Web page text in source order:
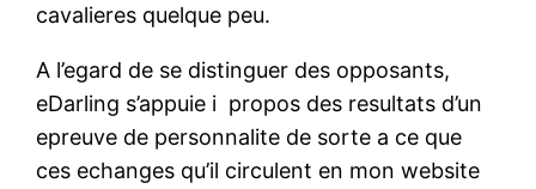
cavalieres quelque peu.
A l’egard de se distinguer des opposants,
eDarling s’appuie i propos des resultats d’un
epreuve de personnalite de sorte a ce que
ces echanges qu’il circulent en mon website